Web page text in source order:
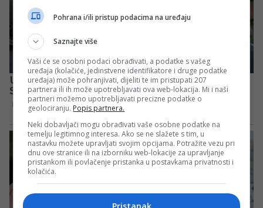
Pohrana i/ili pristup podacima na uređaju
Saznajte više
Vaši će se osobni podaci obrađivati, a podatke s vašeg
uređaja (kolačiće, jedinstvene identifikatore i druge podatke
uređaja) može pohranjivati, dijeliti te im pristupati 207
partnera ili ih može upotrebljavati ova web-lokacija. Mi i naši
partneri možemo upotrebljavati precizne podatke o
geolociranju. Popis partnera.
Neki dobavljači mogu obrađivati vaše osobne podatke na
temelju legitimnog interesa. Ako se ne slažete s tim, u
nastavku možete upravljati svojim opcijama. Potražite vezu pri
dnu ove stranice ili na izborniku web-lokacije za upravljanje
pristankom ili povlačenje pristanka u postavkama privatnosti i
kolačića.